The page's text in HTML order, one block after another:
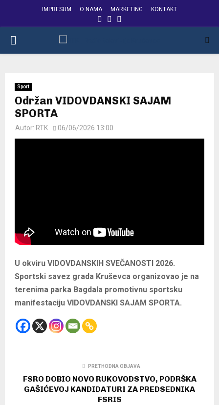
IMPRESUM O NAMA MARKETING KONTAKT
FACEBOOK
INSTAGRAM
PRIMARY
Sport
Održan VIDOVDANSKI SAJAM
SPORTA
Autor: RTK 06/06/2026 13:00
U okviru VIDOVDANSKIH SVEČANOSTI 2026.
Sportski savez grada Kruševca organizovao je na
terenima parka Bagdala promotivnu sportsku
manifestaciju VIDOVDANSKI SAJAM SPORTA.
PRETHODNA OBJAVA
FSRO DOBIO NOVO RUKOVODSTVO, PODRŠKA
GAŠIĆEVOJ KANDIDATURI ZA PREDSEDNIKA
FSRIS